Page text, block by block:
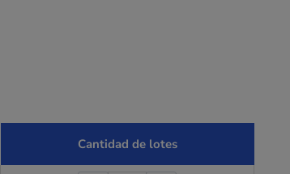
Cantidad de lotes